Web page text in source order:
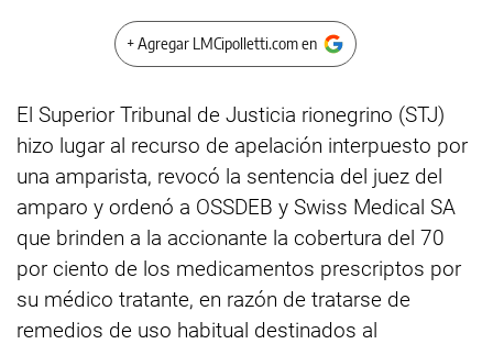
+ Agregar LMCipolletti.com en
El Superior Tribunal de Justicia rionegrino (STJ)
hizo lugar al recurso de apelación interpuesto por
una amparista, revocó la sentencia del juez del
amparo y ordenó a OSSDEB y Swiss Medical SA
que brinden a la accionante la cobertura del 70
por ciento de los medicamentos prescriptos por
su médico tratante, en razón de tratarse de
remedios de uso habitual destinados al